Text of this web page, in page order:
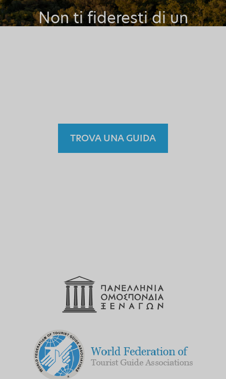
Non ti fideresti di un
TROVA UNA GUIDA